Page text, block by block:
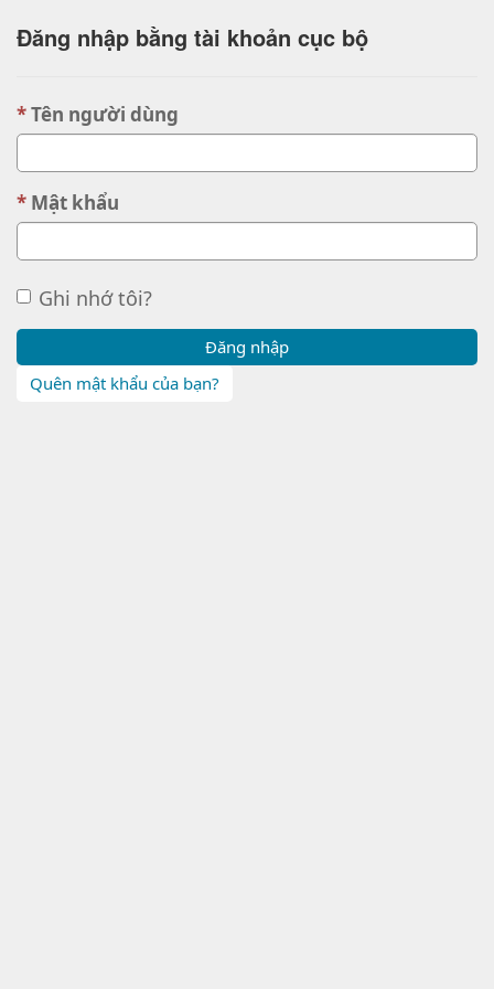
Đăng nhập bằng tài khoản cục bộ
Tên người dùng
Mật khẩu
Ghi nhớ tôi?
Đăng nhập
Quên mật khẩu của bạn?